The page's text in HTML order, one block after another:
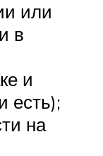
или
в
и
есть);
на